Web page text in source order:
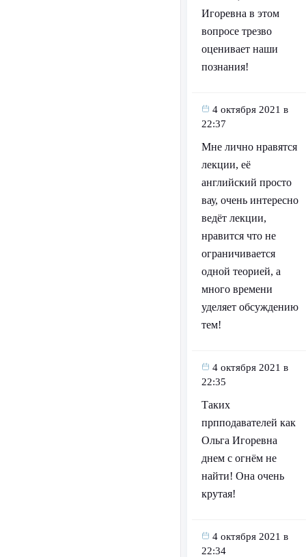
Игоревна в этом
вопросе трезво
оценивает наши
познания!
4 октября 2021 в
22:37
Мне лично нравятся
лекции, её
английский просто
вау, очень интересно
ведёт лекции,
нравится что не
ограничивается
одной теорией, а
много времени
уделяет обсуждению
тем!
4 октября 2021 в
22:35
Таких
прпподавателей как
Ольга Игоревна
днем с огнём не
найти! Она очень
крутая!
4 октября 2021 в
22:34